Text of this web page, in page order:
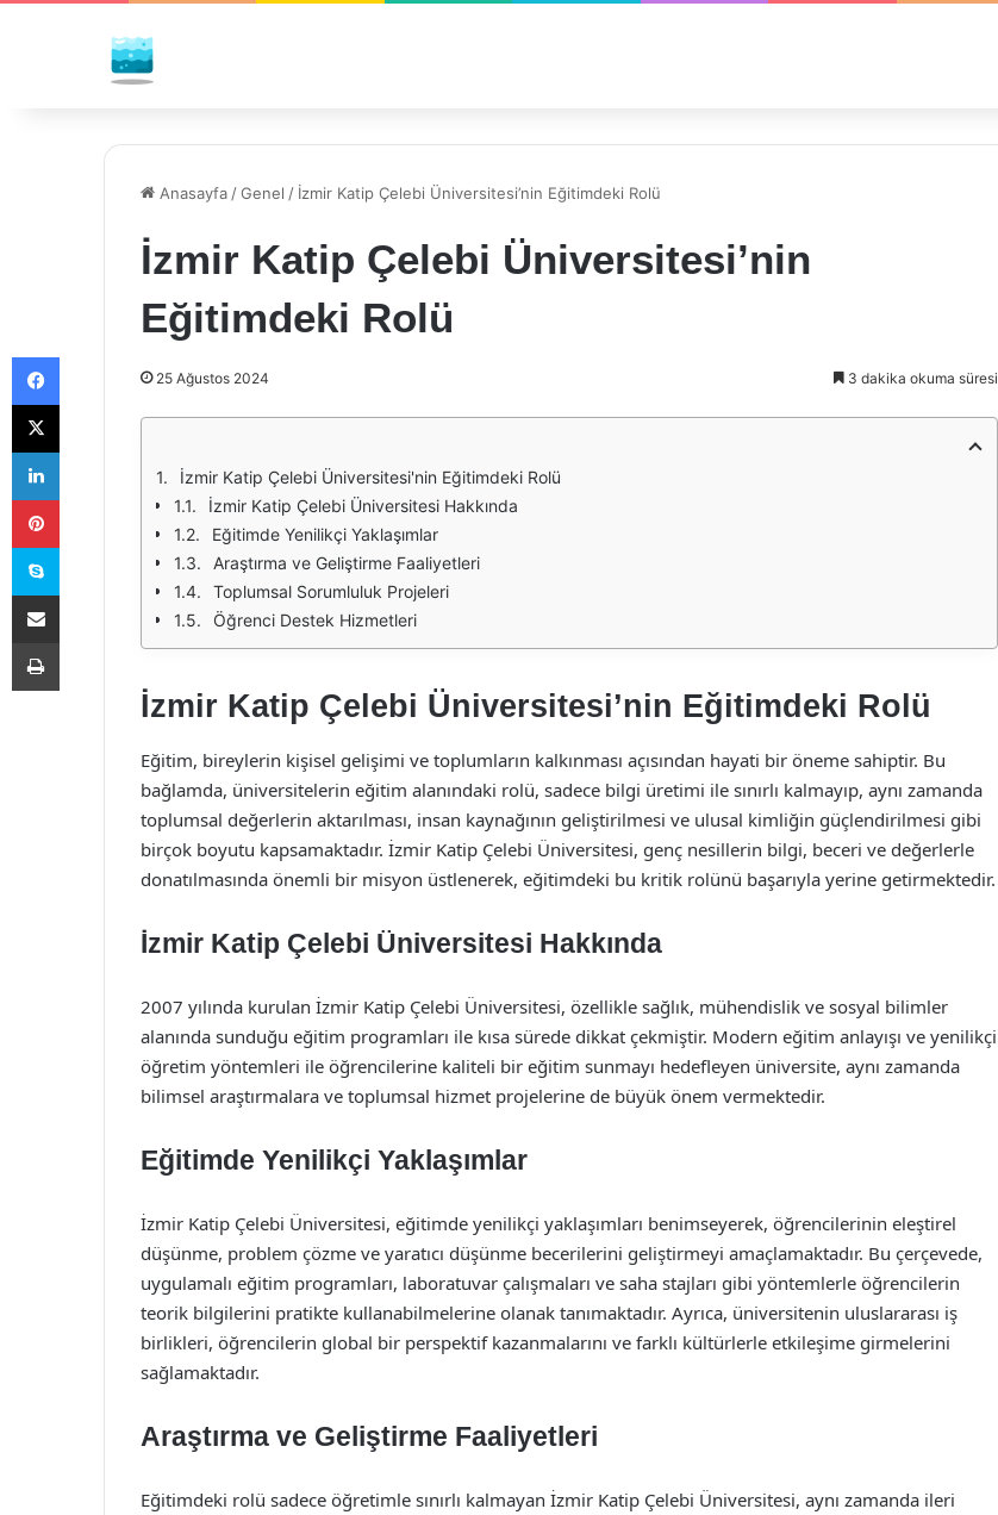
Anasayfa /Genel / İzmir Katip Çelebi Üniversitesi’nin Eğitimdeki Rolü
İzmir Katip Çelebi Üniversitesi’nin
Eğitimdeki Rolü
25 Ağustos 2024 3 dakika okuma süresi
İzmir Katip Çelebi Üniversitesi'nin Eğitimdeki Rolü
İzmir Katip Çelebi Üniversitesi Hakkında
Eğitimde Yenilikçi Yaklaşımlar
Araştırma ve Geliştirme Faaliyetleri
Toplumsal Sorumluluk Projeleri
Öğrenci Destek Hizmetleri
İzmir Katip Çelebi Üniversitesi’nin Eğitimdeki Rolü
Eğitim, bireylerin kişisel gelişimi ve toplumların kalkınması açısından hayati bir öneme sahiptir. Bu
bağlamda, üniversitelerin eğitim alanındaki rolü, sadece bilgi üretimi ile sınırlı kalmayıp, aynı zamanda
toplumsal değerlerin aktarılması, insan kaynağının geliştirilmesi ve ulusal kimliğin güçlendirilmesi gibi
birçok boyutu kapsamaktadır. İzmir Katip Çelebi Üniversitesi, genç nesillerin bilgi, beceri ve değerlerle
donatılmasında önemli bir misyon üstlenerek, eğitimdeki bu kritik rolünü başarıyla yerine getirmektedir.
İzmir Katip Çelebi Üniversitesi Hakkında
2007 yılında kurulan İzmir Katip Çelebi Üniversitesi, özellikle sağlık, mühendislik ve sosyal bilimler
alanında sunduğu eğitim programları ile kısa sürede dikkat çekmiştir. Modern eğitim anlayışı ve yenilikçi
öğretim yöntemleri ile öğrencilerine kaliteli bir eğitim sunmayı hedefleyen üniversite, aynı zamanda
bilimsel araştırmalara ve toplumsal hizmet projelerine de büyük önem vermektedir.
Eğitimde Yenilikçi Yaklaşımlar
İzmir Katip Çelebi Üniversitesi, eğitimde yenilikçi yaklaşımları benimseyerek, öğrencilerinin eleştirel
düşünme, problem çözme ve yaratıcı düşünme becerilerini geliştirmeyi amaçlamaktadır. Bu çerçevede,
uygulamalı eğitim programları, laboratuvar çalışmaları ve saha stajları gibi yöntemlerle öğrencilerin
teorik bilgilerini pratikte kullanabilmelerine olanak tanımaktadır. Ayrıca, üniversitenin uluslararası iş
birlikleri, öğrencilerin global bir perspektif kazanmalarını ve farklı kültürlerle etkileşime girmelerini
sağlamaktadır.
Araştırma ve Geliştirme Faaliyetleri
Eğitimdeki rolü sadece öğretimle sınırlı kalmayan İzmir Katip Çelebi Üniversitesi, aynı zamanda ileri
Facebook
X
LinkedIn
Pinterest
Skype
E-Posta ile paylaş